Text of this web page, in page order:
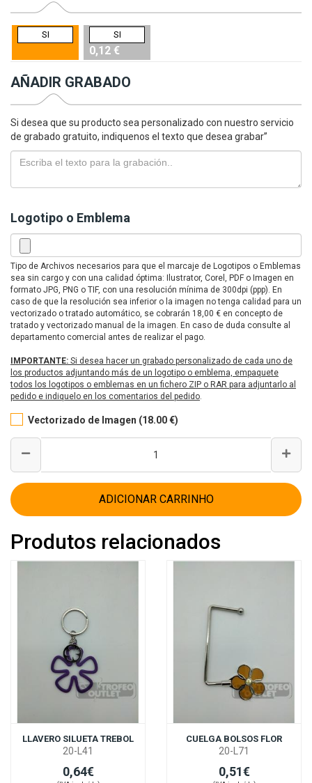
SI SI
0,12 €
AÑADIR GRABADO
Si desea que su producto sea personalizado con nuestro servicio
de grabado gratuito, indiquenos el texto que desea grabar”
Logotipo o Emblema
Tipo de Archivos necesarios para que el marcaje de Logotipos o Emblemas
sea sin cargo y con una calidad óptima: Ilustrator, Corel, PDF o Imagen en
formato JPG, PNG o TIF, con una resolución mínima de 300dpi (ppp). En
caso de que la resolución sea inferior o la imagen no tenga calidad para un
vectorizado o tratado automático, se cobrarán 18,00 € en concepto de
tratado y vectorizado manual de la imagen. En caso de duda consulte al
departamento comercial antes de realizar el pago.
IMPORTANTE: Si desea hacer un grabado personalizado de cada uno de
los productos adjuntando más de un logotipo o emblema, empaquete
todos los logotipos o emblemas en un fichero ZIP o RAR para adjuntarlo al
pedido e indiquelo en los comentarios del pedido.
Vectorizado de Imagen (18.00 €)
ADICIONAR CARRINHO
Produtos relacionados
LLAVERO SILUETA TREBOL
20-L41
0,64€
CUELGA BOLSOS FLOR
20-L71
0,51€